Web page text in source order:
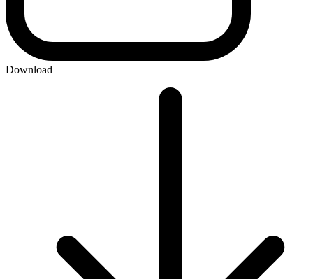
Download